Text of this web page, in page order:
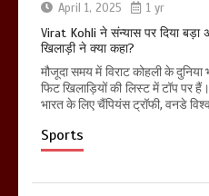
April 1, 2025 1 yr
Virat Kohli ने संन्यास पर दिया बड़ा
खिलाड़ी ने क्या कहा?
मौजूदा समय में विराट कोहली के
फिट खिलाड़ियों की लिस्ट में टॉप पर
भारत के लिए चैंपियंस ट्रॉफी, वनडे
Sports